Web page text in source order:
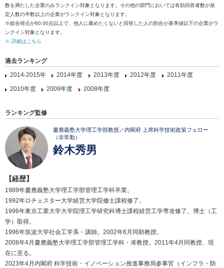
数を満たした企業のみランクイン対象となります。その他の部門においては有効回答者数が規
定人数の半数以上の企業がランクイン対象となります。
※総合得点が60.00点以上で、他人に薦めたくないと回答した人の割合が基準値以下の企業がラ
ンクイン対象となります。
≫ 詳細はこちら
過去ランキング
2014-2015年
2014年度 2013年度 2012年度
2011年度
2010年度
2009年度 2008年度
ランキング監修
慶應義塾大学理工学部教授／内閣府 上席科学技術政策フェロー
（非常勤）
鈴木秀男
【経歴】
1989年慶應義塾大学理工学部管理工学科卒業。
1992年ロチェスター大学経営大学院修士課程修了。
1996年東京工業大学大学院理工学研究科博士課程経営工学専攻修了。博士（工
学）取得。
1996年筑波大学社会工学系・講師。2002年6月同助教授。
2008年4月慶應義塾大学理工学部管理工学科・准教授。2011年4月同教授、現
在に至る。
2023年4月内閣府 科学技術・イノベーション推進事務局参事官（インフラ・防